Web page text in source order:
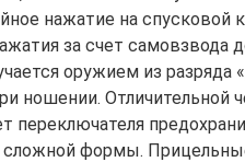
нажатие на спусковой
за счет самовзвода
оружием из разряда
ношении. Отличительной
переключателя
сложной формы.